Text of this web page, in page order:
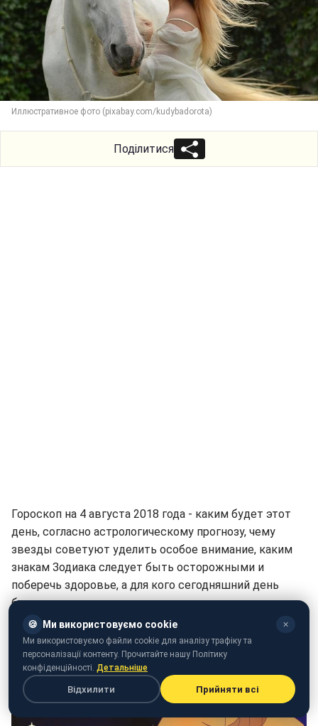
Иллюстративное фото (pixabay.com/kudybadorota)
Поділитися
Гороскоп на 4 августа 2018 года - каким будет этот
день, согласно астрологическому прогнозу, чему
звезды советуют уделить особое внимание, каким
знакам Зодиака следует быть осторожными и
поберечь здоровье, а для кого сегодняшний день
будет удачным во всех отношениях.
Гороскоп на сегодня, 4 августа: Овен
🍪 Ми використовуємо cookie ✕
Ми використовуємо файли cookie для аналізу трафіку та
персоналізації контенту. Прочитайте нашу Політику
конфіденційності. Детальніше
Відхилити Прийняти всі